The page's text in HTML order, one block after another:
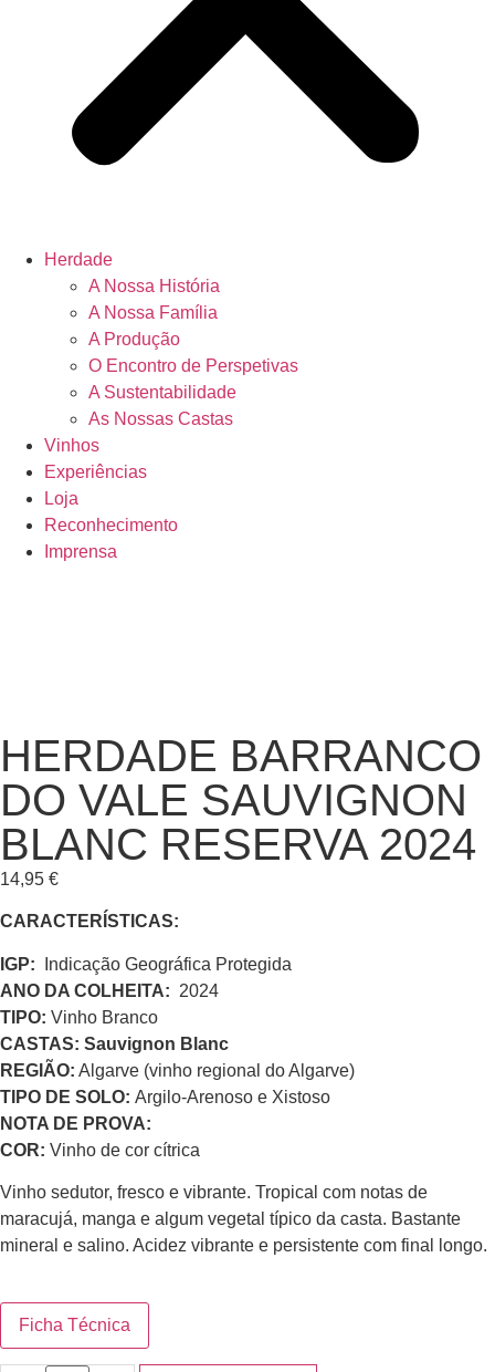
Herdade
A Nossa História
A Nossa Família
A Produção
O Encontro de Perspetivas
A Sustentabilidade
As Nossas Castas
Vinhos
Experiências
Loja
Reconhecimento
Imprensa
HERDADE BARRANCO
DO VALE SAUVIGNON
BLANC RESERVA 2024
14,95 €
CARACTERÍSTICAS:
IGP: Indicação Geográfica Protegida
ANO DA COLHEITA: 2024
TIPO: Vinho Branco
CASTAS: Sauvignon Blanc
REGIÃO: Algarve (vinho regional do Algarve)
TIPO DE SOLO: Argilo-Arenoso e Xistoso
NOTA DE PROVA:
COR: Vinho de cor cítrica
Vinho sedutor, fresco e vibrante. Tropical com notas de
maracujá, manga e algum vegetal típico da casta. Bastante
mineral e salino. Acidez vibrante e persistente com final longo.
Ficha Técnica